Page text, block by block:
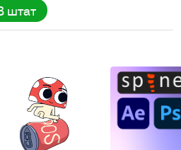
штат